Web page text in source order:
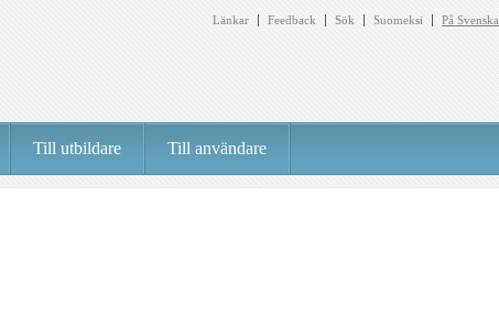
Länkar Feedback Sök Suomeksi På Svenska
Till utbildare Till användare